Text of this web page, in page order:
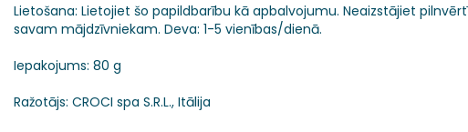
Lietošana: Lietojiet šo papildbarību kā apbalvojumu. Neaizstājiet
savam mājdzīvniekam. Deva: 1-5 vienības/dienā.
Iepakojums: 80 g
Ražotājs: CROCI spa S.R.L., Itālija